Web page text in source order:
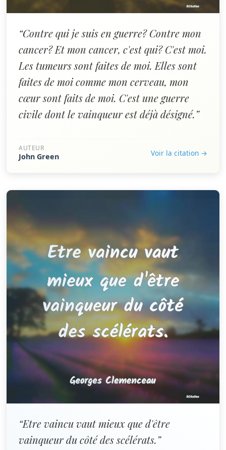
“Contre qui je suis en guerre? Contre mon
cancer? Et mon cancer, c'est qui? C'est moi.
Les tumeurs sont faites de moi. Elles sont
faites de moi comme mon cerveau, mon
cœur sont faits de moi. C'est une guerre
civile dont le vainqueur est déjà désigné.”
AUTEUR
John Green Voir la citation →
“Etre vaincu vaut mieux que d'être
vainqueur du côté des scélérats.”